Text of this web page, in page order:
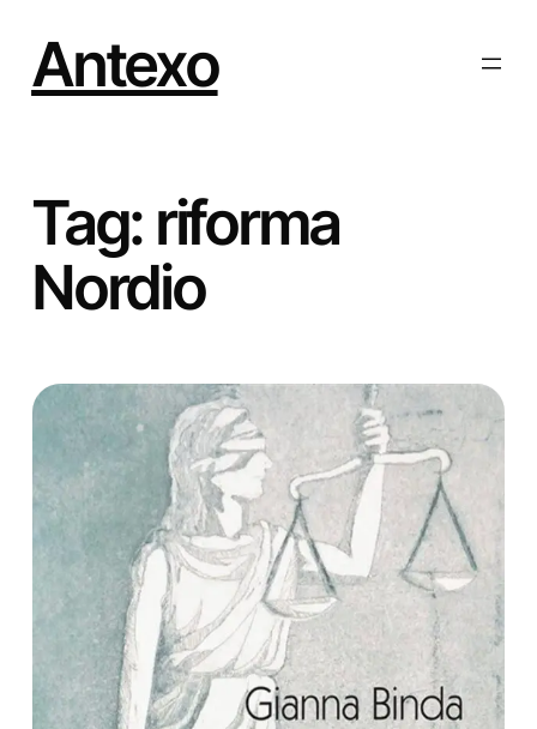
contenuto
Antexo
Tag: riforma
Nordio